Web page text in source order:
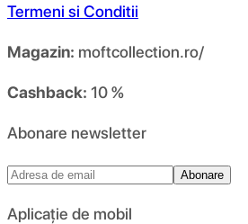
Termeni si Conditii
Magazin: moftcollection.ro/
Cashback: 10 %
Abonare newsletter
Abonare
Aplicație de mobil